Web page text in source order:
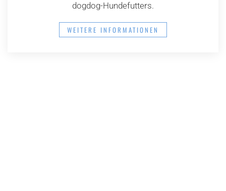
dogdog-Hundefutters.
WEITERE INFORMATIONEN